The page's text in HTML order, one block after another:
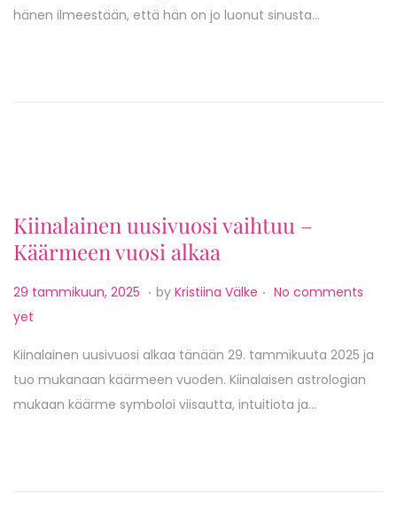
e
k
0
2
hänen ilmeestään, että hän on jo luonut sinusta…
Kiinalainen uusivuosi vaihtuu –
Käärmeen vuosi alkaa
P
o
t
e
d
29 tammikuun, 2025 2
h
t
i
. by Kristiina Välke . No comments
yet
Kiinalainen uusivuosi alkaa tänään 29. tammikuuta 2025 ja
tuo mukanaan käärmeen vuoden. Kiinalaisen astrologian
mukaan käärme symboloi viisautta, intuitiota ja…